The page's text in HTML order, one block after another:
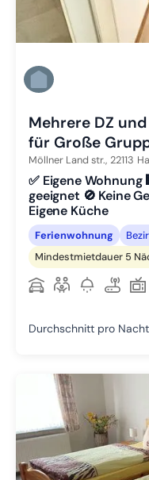
Mehrere DZ
für Große
Möllner Land str., 22113
✅ Eigene
geeignet 🚫 Keine
Eigene Küche
Ferienwohnung
Mindestmietdauer 5
Durchschnitt pro